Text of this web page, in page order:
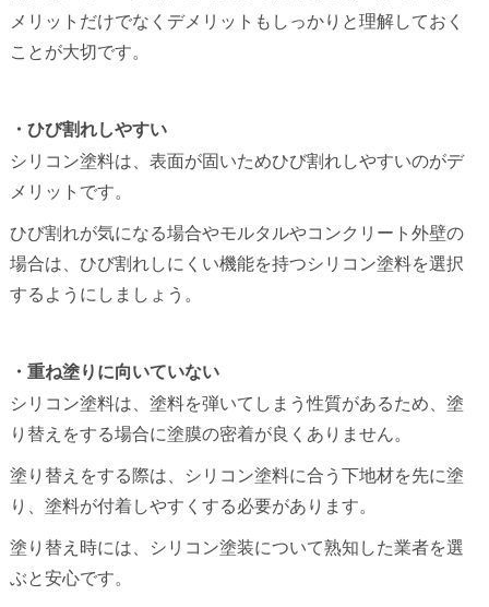
メリットだけでなくデメリットもしっかりと理解しておく
ことが大切です。
・ひび割れしやすい
シリコン塗料は、表面が固いためひび割れしやすいのがデ
メリットです。
ひび割れが気になる場合やモルタルやコンクリート外壁の
場合は、ひび割れしにくい機能を持つシリコン塗料を選択
するようにしましょう。
・重ね塗りに向いていない
シリコン塗料は、塗料を弾いてしまう性質があるため、塗
り替えをする場合に塗膜の密着が良くありません。
塗り替えをする際は、シリコン塗料に合う下地材を先に塗
り、塗料が付着しやすくする必要があります。
塗り替え時には、シリコン塗装について熟知した業者を選
ぶと安心です。